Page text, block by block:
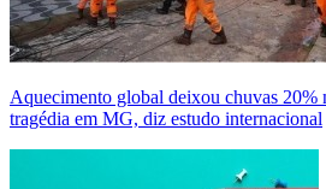
Aquecimento global deixou chuvas 20%
tragédia em MG, diz estudo internacional